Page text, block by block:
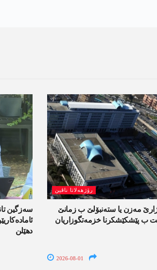
سەزگین
دھێلن
رۆژھەلاتا ناڤین
مەزن یا ستەنبۆلێ ب زمانێ
ب پێشکێشکرنا خزمەتگوزاریان
2026-08-01